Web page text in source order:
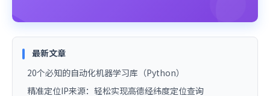
最新文章
20个必知的自动化机器学习库（Python）
精准定位IP来源：轻松实现高德经纬度定位查询